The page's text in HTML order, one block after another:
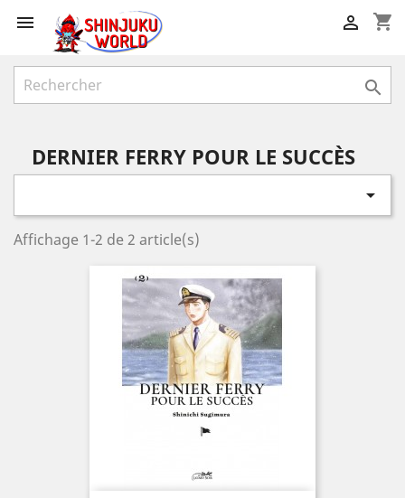
 shopping_cart


DERNIER FERRY POUR LE SUCCÈS

Affichage 1-2 de 2 article(s)